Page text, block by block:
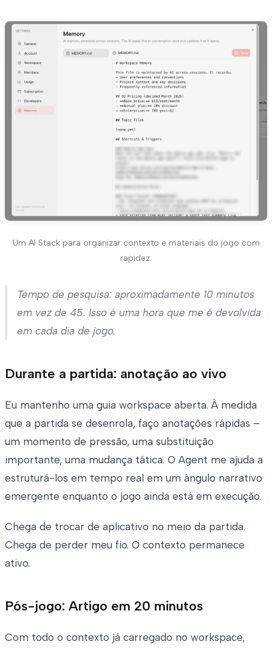
Um AI Stack para organizar contexto e materiais do jogo com
rapidez.
Tempo de pesquisa: aproximadamente 10 minutos
em vez de 45. Isso é uma hora que me é devolvida
em cada dia de jogo.
Durante a partida: anotação ao vivo
Eu mantenho uma guia workspace aberta. À medida
que a partida se desenrola, faço anotações rápidas –
um momento de pressão, uma substituição
importante, uma mudança tática. O Agent me ajuda a
estruturá-los em tempo real em um ângulo narrativo
emergente enquanto o jogo ainda está em execução.
Chega de trocar de aplicativo no meio da partida.
Chega de perder meu fio. O contexto permanece
ativo.
Pós-jogo: Artigo em 20 minutos
Com todo o contexto já carregado no workspace,